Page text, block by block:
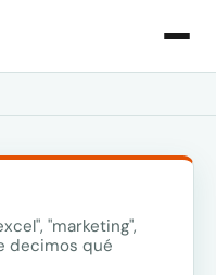
"marketing",
decimos qué